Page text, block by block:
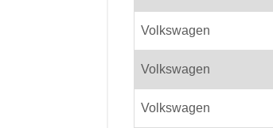
Volkswagen
Volkswagen
Volkswagen